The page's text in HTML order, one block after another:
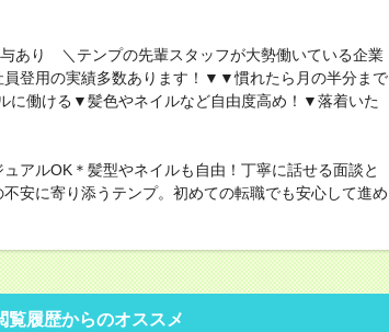
あり ＼テンプの先輩スタッフが大勢働いている企業
登用の実績多数あります！▼▼慣れたら月の半分まで
に働ける▼髪色やネイルなど自由度高め！▼落着いた
アルOK＊髪型やネイルも自由！丁寧に話せる面談と
安に寄り添うテンプ。初めての転職でも安心して進め
覧履歴からのオススメ